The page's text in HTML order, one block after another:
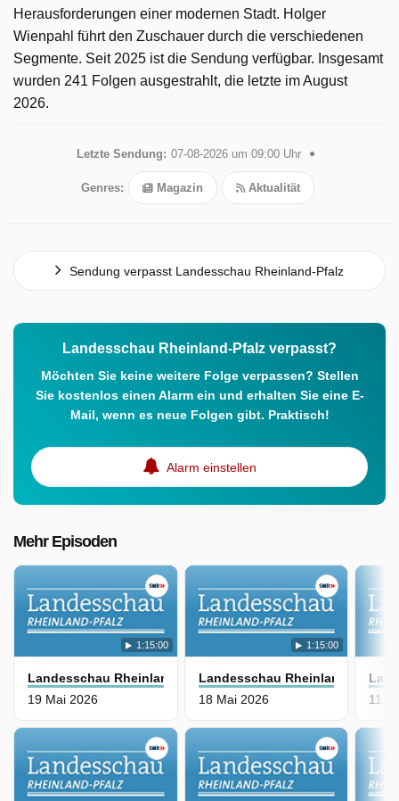
Herausforderungen einer modernen Stadt. Holger
Wienpahl führt den Zuschauer durch die verschiedenen
Segmente. Seit 2025 ist die Sendung verfügbar. Insgesamt
wurden 241 Folgen ausgestrahlt, die letzte im August
2026.
Letzte Sendung: 07-08-2026 um 09:00 Uhr
Genres: Magazin Aktualität
Sendung verpasst Landesschau Rheinland-Pfalz
Landesschau Rheinland-Pfalz verpasst?
Möchten Sie keine weitere Folge verpassen? Stellen
Sie kostenlos einen Alarm ein und erhalten Sie eine E-
Mail, wenn es neue Folgen gibt. Praktisch!
Alarm einstellen
Mehr Episoden
1:15:00
Landesschau Rheinland-Pfalz
19 Mai 2026
1:15:00
Landesschau Rheinland-Pfalz
18 Mai 2026
11